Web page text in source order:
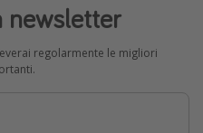
newsletter
regolarmente le migliori